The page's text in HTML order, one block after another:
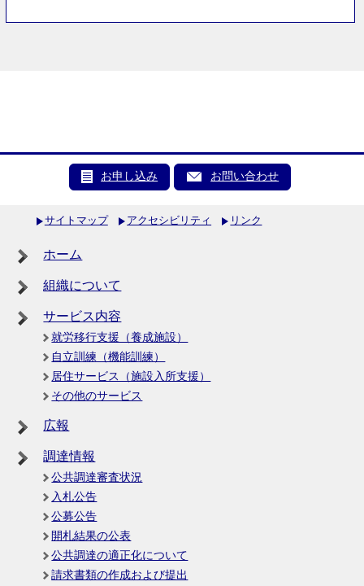
お申し込み お問い合わせ
サイトマップ アクセシビリティ リンク
ホーム
組織について
サービス内容
就労移行支援（養成施設）
自立訓練（機能訓練）
居住サービス（施設入所支援）
その他のサービス
広報
調達情報
公共調達審査状況
入札公告
公募公告
開札結果の公表
公共調達の適正化について
請求書類の作成および提出